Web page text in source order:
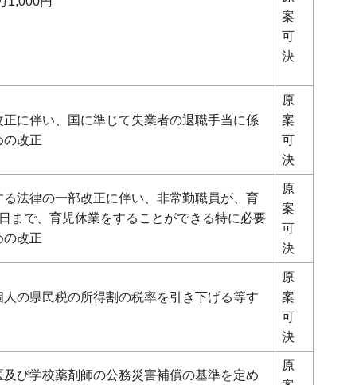
案
可
決
に伴い、国に準じて失業者の退職手当に係
の改正
原
案
可
決
法律の一部改正に伴い、非常勤職員が、育
まで、育児休業をすることができる特に必要
の改正
原
案
可
決
の県民税の所得割の税率を引き下げる等す
原
案
可
決
び学校薬剤師の公務災害補償の基準を定め
原